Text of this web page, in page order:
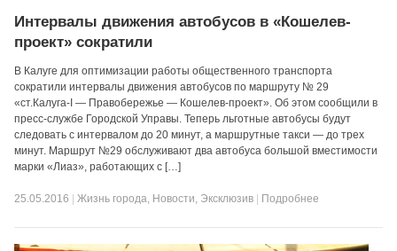
Интервалы движения автобусов в «Кошелев-
проект» сократили
В Калуге для оптимизации работы общественного транспорта
сократили интервалы движения автобусов по маршруту № 29
«ст.Калуга-I — Правобережье — Кошелев-проект». Об этом сообщили в
пресс-службе Городской Управы. Теперь льготные автобусы будут
следовать с интервалом до 20 минут, а маршрутные такси — до трех
минут. Маршрут №29 обслуживают два автобуса большой вместимости
марки «Лиаз», работающих с […]
25.05.2016 |Жизнь города, Новости, Эксклюзив Подробнее